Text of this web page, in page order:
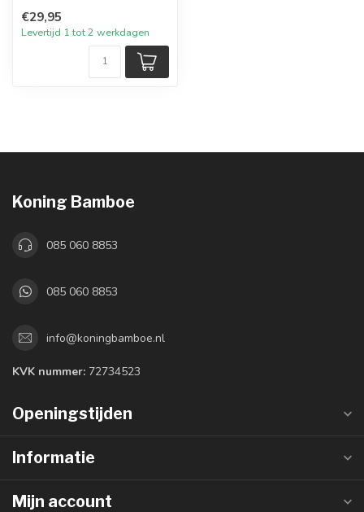
€29,95
Levertijd 1 tot 2 werkdagen
Koning Bamboe
085 060 8853
085 060 8853
info@koningbamboe.nl
KVK nummer: 72734523
Openingstijden
Informatie
Mijn account